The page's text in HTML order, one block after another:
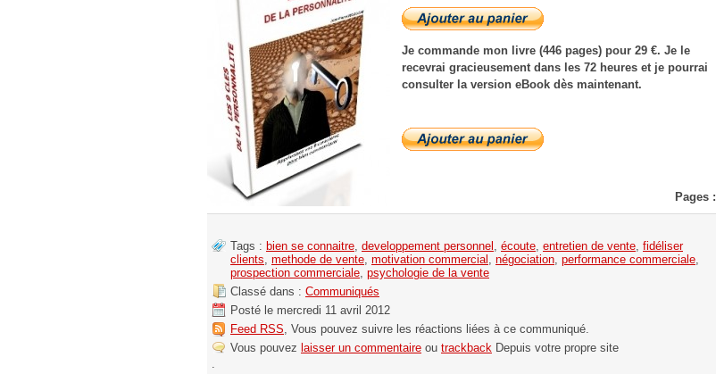
Je commande mon livre (446 pages) pour 29 €. Je le
recevrai gracieusement dans les 72 heures et je pourrai
consulter la version eBook dès maintenant.
Pages :
Tags : bien se connaitre, developpement personnel , écoute, entretien de vente, fidéliser
clients, methode de vente, motivation commercial , négociation, performance commerciale,
prospection commerciale, psychologie de la vente
Classé dans : Communiqués
Posté le mercredi 11 avril 2012
Feed RSS, Vous pouvez suivre les réactions liées à ce communiqué.
Vous pouvez laisser un commentaire ou trackback Depuis votre propre site
.